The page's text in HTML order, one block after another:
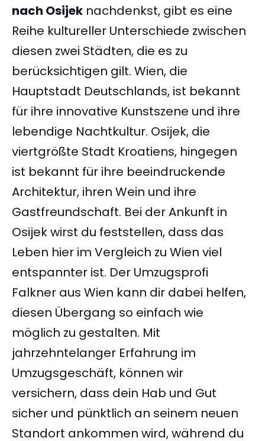
nach Osijek nachdenkst, gibt es eine
Reihe kultureller Unterschiede zwischen
diesen zwei Städten, die es zu
berücksichtigen gilt. Wien, die
Hauptstadt Deutschlands, ist bekannt
für ihre innovative Kunstszene und ihre
lebendige Nachtkultur. Osijek, die
viertgrößte Stadt Kroatiens, hingegen
ist bekannt für ihre beeindruckende
Architektur, ihren Wein und ihre
Gastfreundschaft. Bei der Ankunft in
Osijek wirst du feststellen, dass das
Leben hier im Vergleich zu Wien viel
entspannter ist. Der Umzugsprofi
Falkner aus Wien kann dir dabei helfen,
diesen Übergang so einfach wie
möglich zu gestalten. Mit
jahrzehntelanger Erfahrung im
Umzugsgeschäft, können wir
versichern, dass dein Hab und Gut
sicher und pünktlich an seinem neuen
Standort ankommen wird, während du